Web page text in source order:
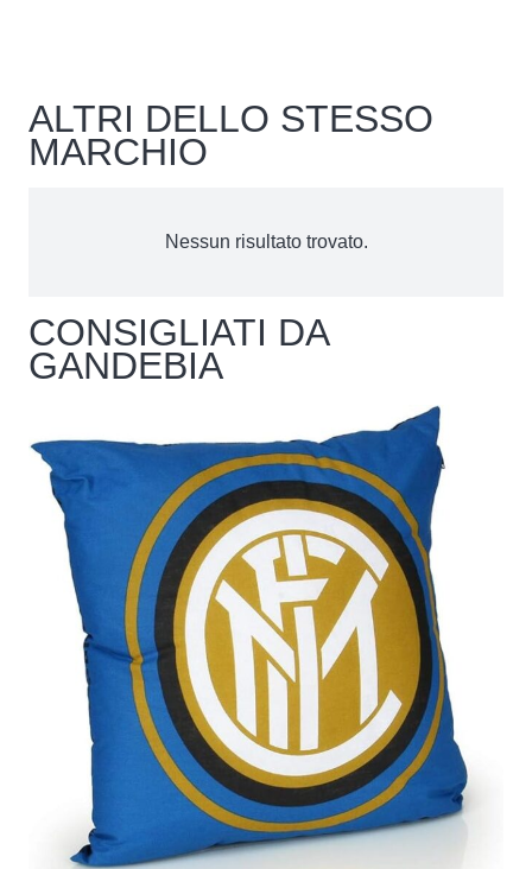
ALTRI DELLO STESSO
MARCHIO
Nessun risultato trovato.
CONSIGLIATI DA
GANDEBIA